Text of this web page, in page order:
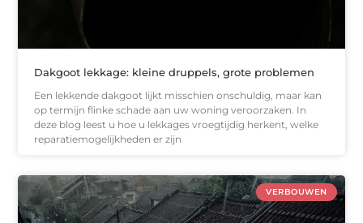
Dakgoot lekkage: kleine druppels, grote problemen
Een lekkende dakgoot lijkt misschien onschuldig, maar kan
op termijn flinke schade aan uw woning veroorzaken. In
deze blog leest u hoe u lekkages vroegtijdig herkent, welke
reparatiemogelijkheden er zijn
VERBOUWEN